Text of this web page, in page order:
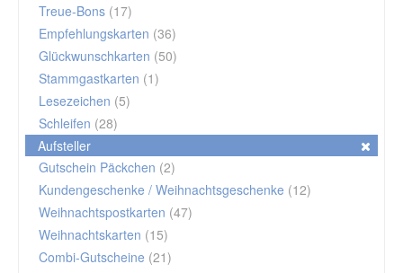
Treue-Bons (17)
Empfehlungskarten (36)
Glückwunschkarten (50)
Stammgastkarten (1)
Lesezeichen (5)
Schleifen (28)
Aufsteller
Gutschein Päckchen (2)
Kundengeschenke / Weihnachtsgeschenke (12)
Weihnachtspostkarten (47)
Weihnachtskarten (15)
Combi-Gutscheine (21)